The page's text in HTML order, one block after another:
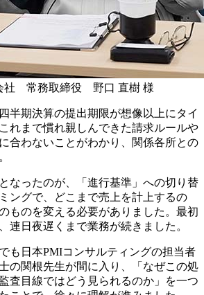
社 常務取締役 野口 直樹 様
半期決算の提出期限が想像以上にタイ
れまで慣れ親しんできた請求ルールや
合わないことがわかり、関係各所との
なったのが、「進行基準」への切り替
ングで、どこまで売上を計上するの
ものを変える必要がありました。最初
連日夜遅くまで業務が続きました。
も日本PMIコンサルティングの担当者
の関根先生が間に入り、「なぜこの処
査目線ではどう見られるのか」を一つ